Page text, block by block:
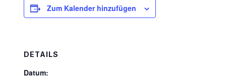
Zum Kalender hinzufügen
DETAILS
Datum: